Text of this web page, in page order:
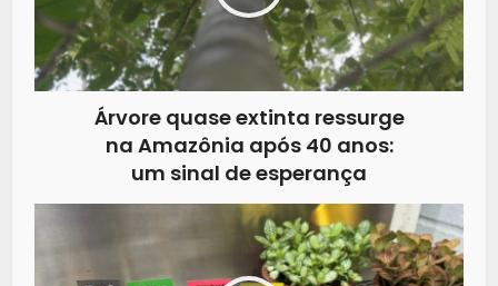
Árvore quase extinta ressurge
na Amazônia após 40 anos:
um sinal de esperança